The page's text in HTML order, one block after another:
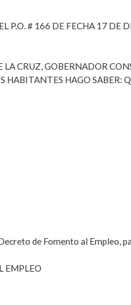
P.O. # 166 DE FECHA 17 DE
LA CRUZ, GOBERNADOR
HABITANTES HAGO SABER:
de Fomento al Empleo,
EMPLEO